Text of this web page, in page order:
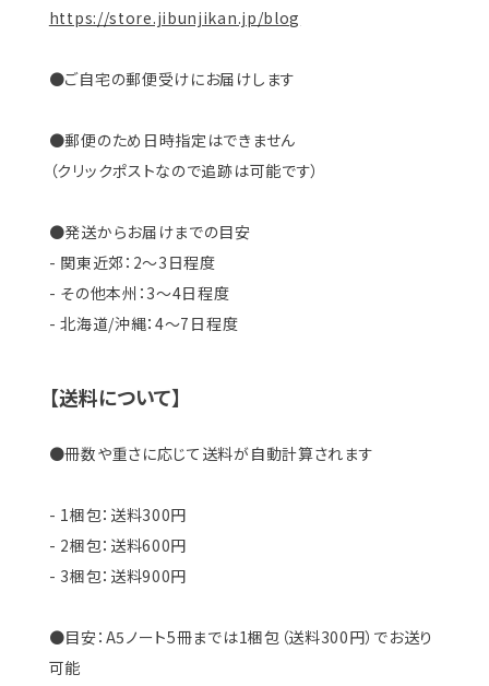
https://store.jibunjikan.jp/blog
●ご自宅の郵便受けにお届けします
●郵便のため日時指定はできません
（クリックポストなので追跡は可能です）
●発送からお届けまでの目安
- 関東近郊：2〜3日程度
- その他本州：3〜4日程度
- 北海道/沖縄：4〜7日程度
【送料について】
●冊数や重さに応じて送料が自動計算されます
- 1梱包：送料300円
- 2梱包：送料600円
- 3梱包：送料900円
●目安：A5ノート5冊までは1梱包（送料300円）でお送り
可能